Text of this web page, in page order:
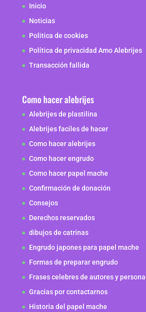
Inicio
Noticias
Politica de cookies
Política de privacidad Amo Alebrijes
Transacción fallida
Como hacer alebrijes
Alebrijes de plastilina
Alebrijes faciles de hacer
Como hacer alebrijes
Como hacer engrudo
Como hacer papel mache
Confirmación de donación
Consejos
Derechos reservados
dibujos de catrinas
Engrudo japones para papel mache
Formas de preparar engrudo
Frases celebres de autores y
Gracias por contactarnos
Historia del papel mache